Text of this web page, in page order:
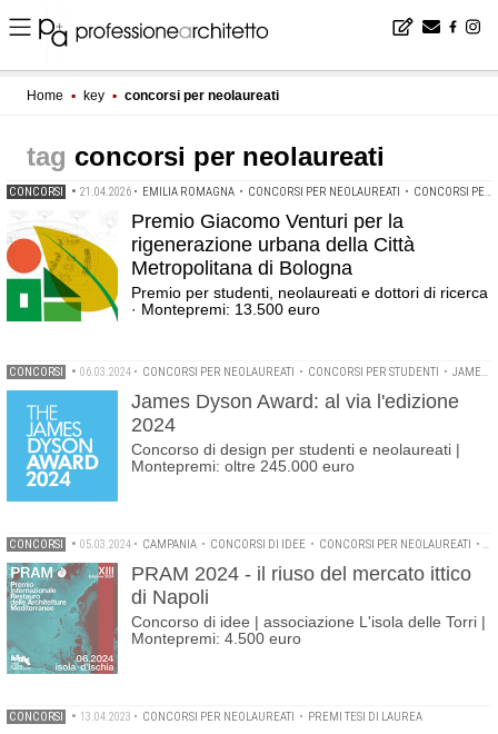
Home ▪ key ▪ concorsi per neolaureati
concorsi per neolaureati
CONCORSI • 21.04.2026 • EMILIA ROMAGNA • CONCORSI PER NEOLAUREATI • CONCORSI PER STUDENTI
Premio Giacomo Venturi per la
rigenerazione urbana della Città
Metropolitana di Bologna
Premio per studenti, neolaureati e dottori di ricerca
· Montepremi: 13.500 euro
CONCORSI • 06.03.2024 • CONCORSI PER NEOLAUREATI • CONCORSI PER STUDENTI • JAMES DYSON AWARD
James Dyson Award: al via l'edizione
2024
Concorso di design per studenti e neolaureati |
Montepremi: oltre 245.000 euro
CONCORSI • 05.03.2024 • CAMPANIA • CONCORSI DI IDEE • CONCORSI PER NEOLAUREATI •
PRAM 2024 - il riuso del mercato ittico
di Napoli
Concorso di idee | associazione L'isola delle Torri |
Montepremi: 4.500 euro
CONCORSI • 13.04.2023 • CONCORSI PER NEOLAUREATI • PREMI TESI DI LAUREA